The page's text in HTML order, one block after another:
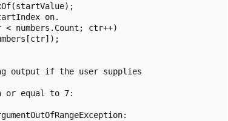
on.
< numbers.Count; ctr++)
output if the user supplies
or equal to 7: